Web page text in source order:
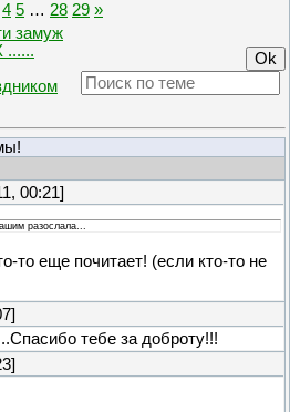
4 5 … 28 29 »
замуж
00:21]
разослала...
то еще почитает! (если кто-то не
тебе за доброту!!!